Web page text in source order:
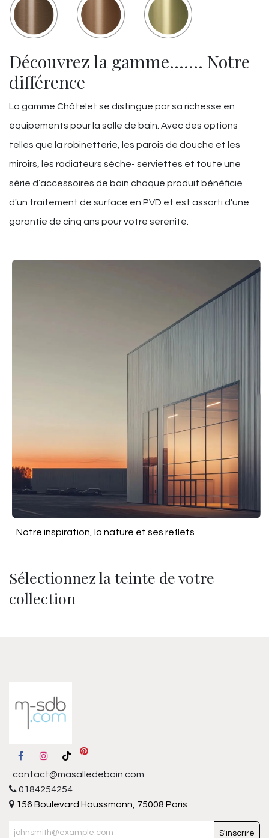
Découvrez la gamme……. Notre
différence
La gamme Châtelet se distingue par sa richesse en
équipements pour la salle de bain. Avec des options
telles que la robinetterie, les parois de douche et les
miroirs, les radiateurs sèche- serviettes et toute une
série d’accessoires de bain chaque produit bénéficie
d'un traitement de surface en PVD et est assorti d'une
garantie de cinq ans pour votre sérénité.
Sélectionnez la teinte de votre
collection
Notre inspiration, la nature et ses reflets
contact@masalledebain.com
0184254254
156 Boulevard Haussmann, 75008 Paris
S'inscrire